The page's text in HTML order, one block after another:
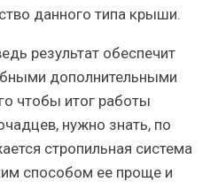
данного типа крыши.
результат обеспечит
дополнительными
чтобы итог работы
нужно знать, по
стропильная система
способом ее проще и